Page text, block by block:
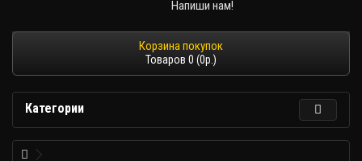
Напиши нам!
Товаров 0 (0р.)
Категории